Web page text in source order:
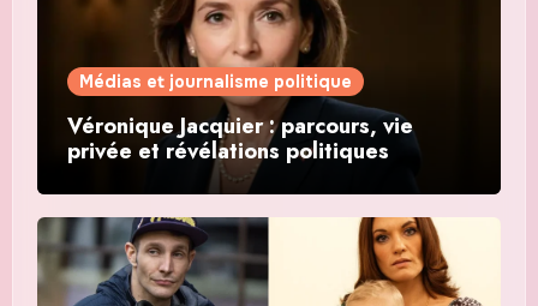
Médias et journalisme politique
Véronique Jacquier : parcours, vie
privée et révélations politiques